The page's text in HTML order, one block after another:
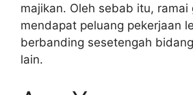
majikan. Oleh sebab itu, ramai
mendapat peluang pekerjaan
berbanding sesetengah
lain.